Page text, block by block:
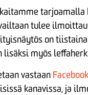
tulee
on tiistaina
lisäksi myös
vastaan
kanavissa, ja